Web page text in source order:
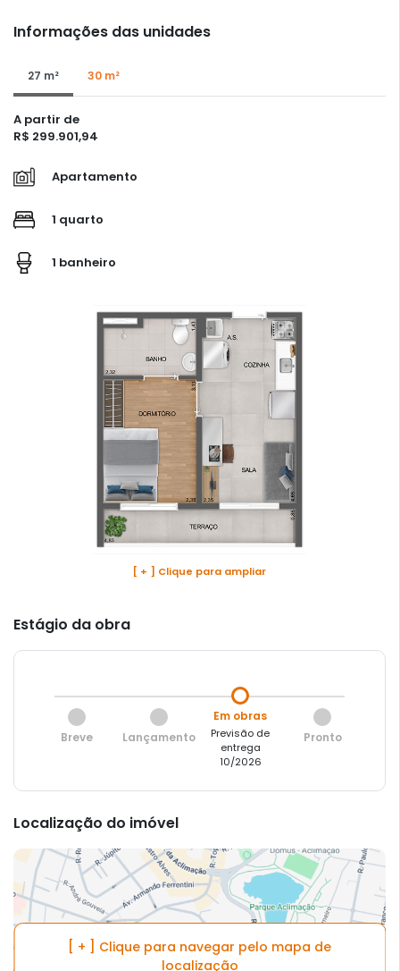
Informações das unidades
27 m² 30 m²
A partir de
R$ 299.901,94
Apartamento
1 quarto
1 banheiro
[ + ] Clique para ampliar
Estágio da obra
Breve Lançamento
Em obras
Previsão de
entrega
10/2026
Pronto
Localização do imóvel
[ + ] Clique para navegar pelo mapa de
localização